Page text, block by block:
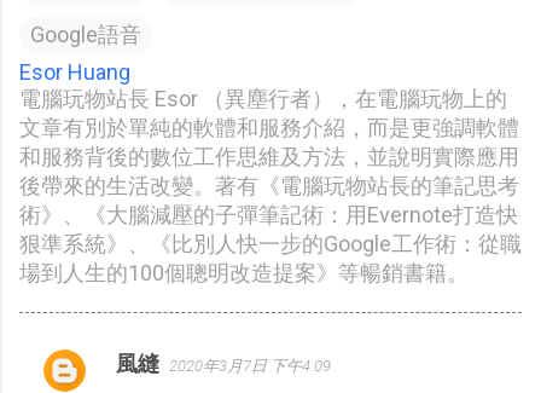
Google語音
Esor Huang
電腦玩物站長 Esor （異塵行者），在電腦玩物上的
文章有別於單純的軟體和服務介紹，而是更強調軟體
和服務背後的數位工作思維及方法，並說明實際應用
後帶來的生活改變。著有《電腦玩物站長的筆記思考
術》、《大腦減壓的子彈筆記術：用Evernote打造快
狠準系統》、《比別人快一步的Google工作術：從職
場到人生的100個聰明改造提案》等暢銷書籍。
留
風縫 2020年3月7日 下午4:09